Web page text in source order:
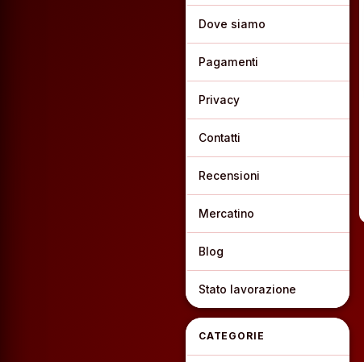
Dove siamo
Pagamenti
Privacy
Contatti
Recensioni
Mercatino
Blog
Stato lavorazione
CATEGORIE